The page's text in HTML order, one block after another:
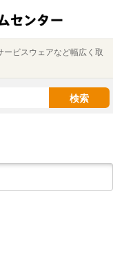
ビスウェアなど幅広く取
検索